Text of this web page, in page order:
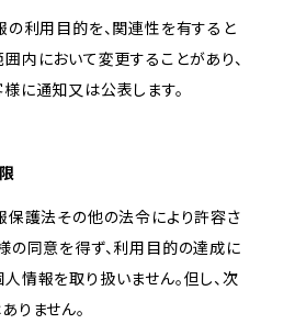
の利用目的を、関連性を有すると
内において変更することがあり、
に通知又は公表します。
保護法その他の法令により許容さ
の同意を得ず、利用目的の達成に
情報を取り扱いません。但し、次
りません。